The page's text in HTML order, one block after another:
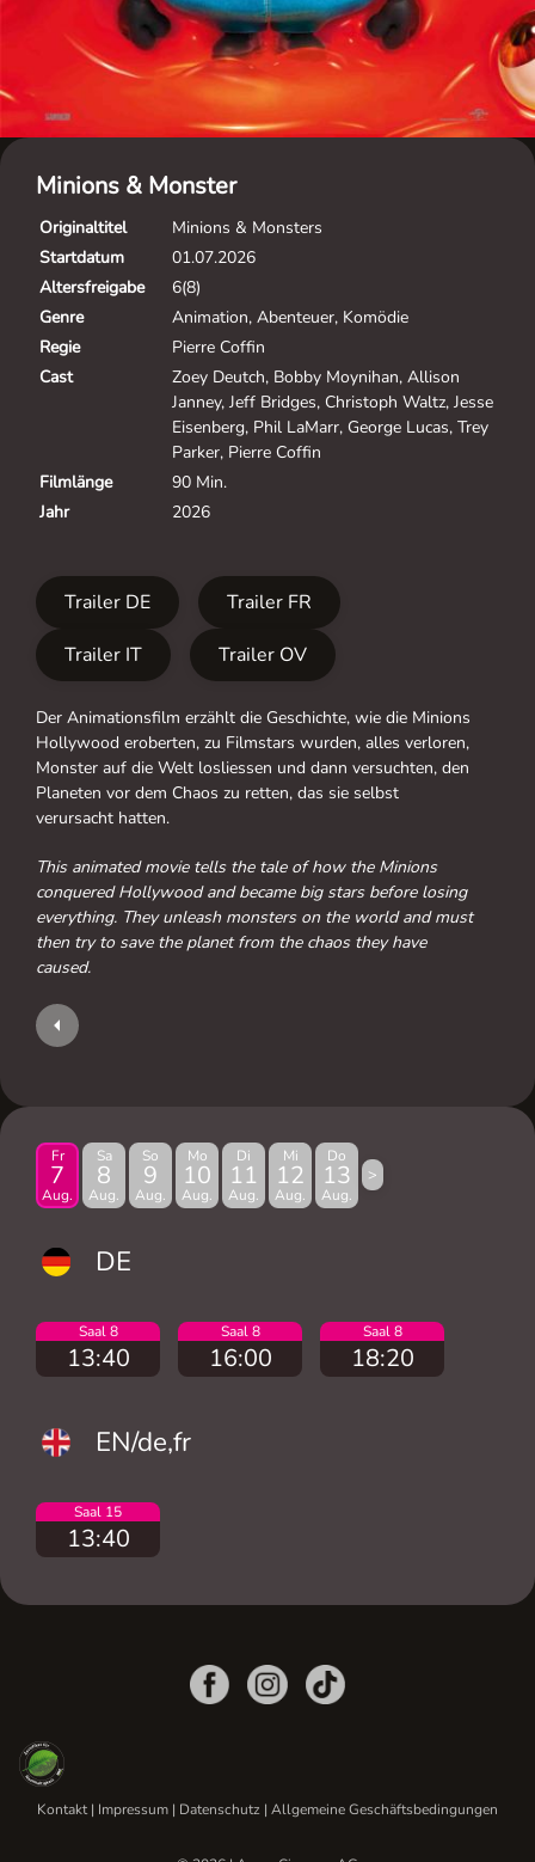
Minions & Monster
Originaltitel
Minions & Monsters
Startdatum
01.07.2026
Altersfreigabe
6(8)
Genre
Animation, Abenteuer, Komödie
Regie
Pierre Coffin
Cast
Zoey Deutch, Bobby Moynihan, Allison
Janney, Jeff Bridges, Christoph Waltz, Jesse
Eisenberg, Phil LaMarr, George Lucas, Trey
Parker, Pierre Coffin
Filmlänge
90 Min.
Jahr
2026
Trailer DE
Trailer FR
Trailer IT
Trailer OV
Der Animationsfilm erzählt die Geschichte, wie die Minions
Hollywood eroberten, zu Filmstars wurden, alles verloren,
Monster auf die Welt losliessen und dann versuchten, den
Planeten vor dem Chaos zu retten, das sie selbst
verursacht hatten.
This animated movie tells the tale of how the Minions
conquered Hollywood and became big stars before losing
everything. They unleash monsters on the world and must
then try to save the planet from the chaos they have
caused.
Fr
7
Aug.
Sa
8
Aug.
So
9
Aug.
Mo
10
Aug.
Di
11
Aug.
Mi
12
Aug.
Do
13
Aug.
>
DE
Saal 8
13:40
Saal 8
16:00
Saal 8
18:20
EN/de,fr
Saal 15
13:40
Kontakt| Impressum | Datenschutz | Allgemeine Geschäftsbedingungen